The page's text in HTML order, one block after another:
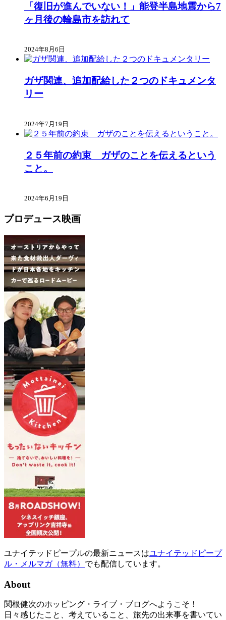
「復旧が進んでいない！」能登半島地震から7
ヶ月後の輪島市を訪れて
2024年8月6日
ガザ関連、追加配給した２つのドキュメンタ
リー
2024年7月19日
２５年前の約束 ガザのことを伝えるという
こと。
2024年6月19日
プロデュース映画
ユナイテッドピープルの最新ニュースはユナイテッドピープ
ル・メルマガ（無料） でも配信しています。
About
関根健次のホッピング・ライブ・ブログへようこそ！
日々感じたこと、考えていること、旅先の出来事を書いてい